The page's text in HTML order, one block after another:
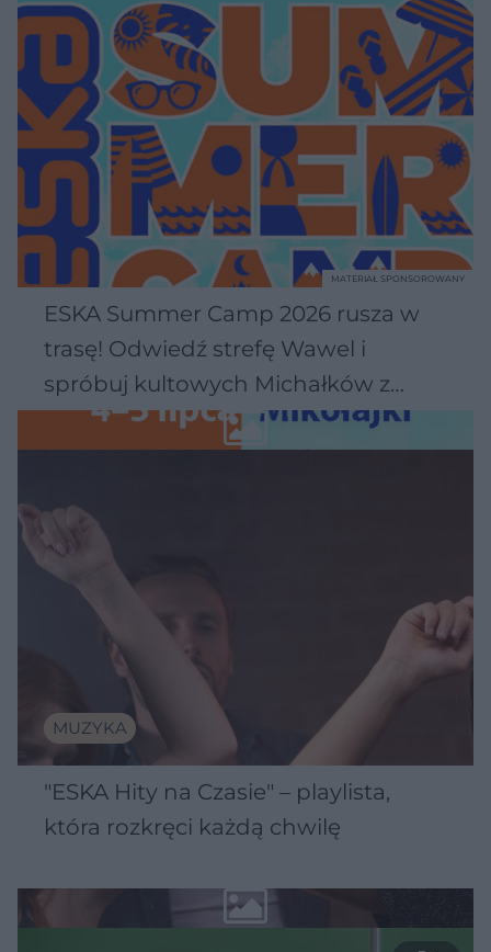
ESKA Summer Camp 2026 rusza w
trasę! Odwiedź strefę Wawel i
spróbuj kultowych Michałków z
Wawelu
MATERIAŁ SPONSOROWANY
MUZYKA
"ESKA Hity na Czasie" – playlista,
która rozkręci każdą chwilę